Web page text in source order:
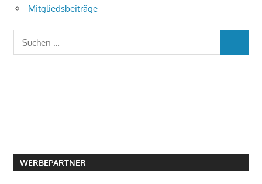
Mitgliedsbeiträge
Suchen
nach:
WERBEPARTNER